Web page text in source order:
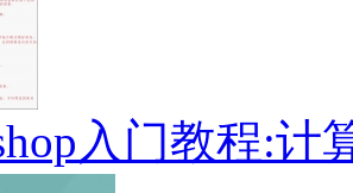
入门教程:计